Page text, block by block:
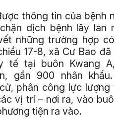
thông tin của bệnh
dịch bệnh lây lan
những trường hợp có
17-8, xã Cư Bao đã
tế tại buôn Kwang A,
gần 900 nhân khẩu.
phân công lực lượng
vị trí – nơi ra, vào
tiện ra vào.